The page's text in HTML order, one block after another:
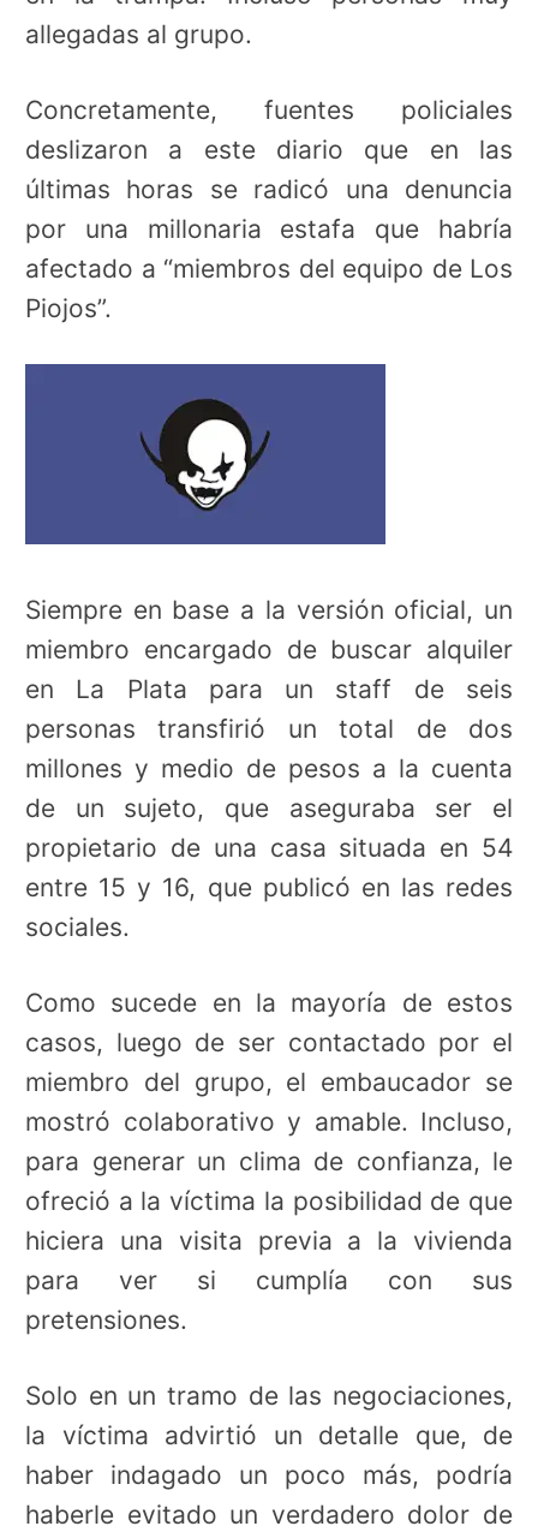
allegadas al grupo.
Concretamente, fuentes policiales
deslizaron a este diario que en las
últimas horas se radicó una denuncia
por una millonaria estafa que habría
afectado a “miembros del equipo de Los
Piojos”.
Siempre en base a la versión oficial, un
miembro encargado de buscar alquiler
en La Plata para un staff de seis
personas transfirió un total de dos
millones y medio de pesos a la cuenta
de un sujeto, que aseguraba ser el
propietario de una casa situada en 54
entre 15 y 16, que publicó en las redes
sociales.
Como sucede en la mayoría de estos
casos, luego de ser contactado por el
miembro del grupo, el embaucador se
mostró colaborativo y amable. Incluso,
para generar un clima de confianza, le
ofreció a la víctima la posibilidad de que
hiciera una visita previa a la vivienda
para ver si cumplía con sus
pretensiones.
Solo en un tramo de las negociaciones,
la víctima advirtió un detalle que, de
haber indagado un poco más, podría
haberle evitado un verdadero dolor de